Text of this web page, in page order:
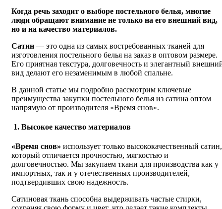
Когда речь заходит о выборе постельного белья, многие
люди обращают внимание не только на его внешний вид,
но и на качество материалов.
Сатин — это одна из самых востребованных тканей для
изготовления постельного белья на заказ в оптовом размере.
Его приятная текстура, долговечность и элегантный
вид делают его незаменимым в любой спальне.
В данной статье мы подробно рассмотрим ключевые
преимущества закупки постельного белья из сатина оптом
напрямую от производителя «Время снов».
1. Высокое качество материалов
«Время снов» использует только высококачественный сатин,
который отличается прочностью, мягкостью и
долговечностью. Мы закупаем ткани для производства как у
импортных, так и у отечественных производителей,
подтвердивших свою надежность.
Сатиновая ткань способна выдерживать частые стирки,